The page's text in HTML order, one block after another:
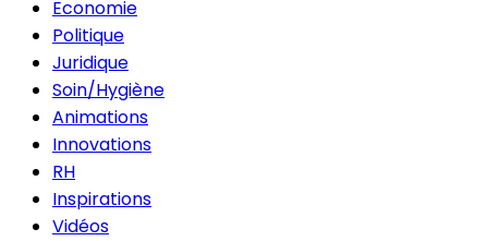
Economie
Politique
Juridique
Soin/Hygiène
Animations
Innovations
RH
Inspirations
Vidéos